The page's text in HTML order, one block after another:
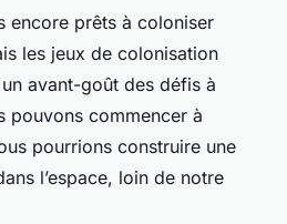
encore prêts à coloniser
les jeux de colonisation
avant-goût des défis à
pouvons commencer à
pourrions construire une
l’espace, loin de notre